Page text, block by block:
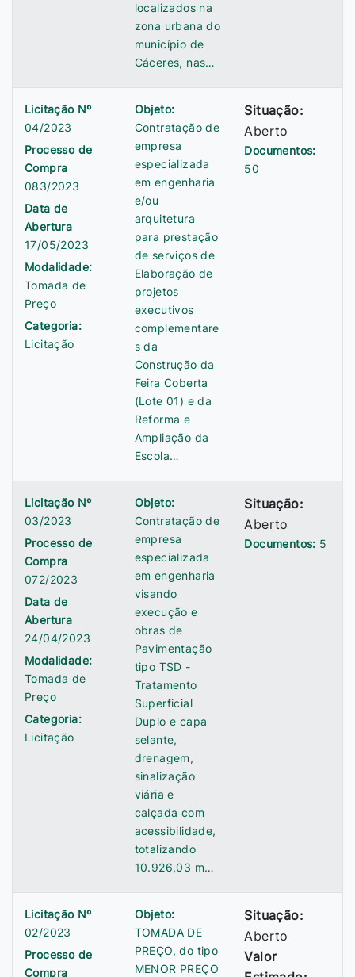
localizados na
zona urbana do
município de
Cáceres, nas…
Licitação Nº
04/2023
Processo de
Compra
083/2023
Data de
Abertura
17/05/2023
Modalidade:
Tomada de
Preço
Categoria:
Licitação
Objeto:
Contratação de
empresa
especializada
em engenharia
e/ou
arquitetura
para prestação
de serviços de
Elaboração de
projetos
executivos
complementare
s da
Construção da
Feira Coberta
(Lote 01) e da
Reforma e
Ampliação da
Escola…
Situação:
Aberto
Documentos:
50
Licitação Nº
03/2023
Processo de
Compra
072/2023
Data de
Abertura
24/04/2023
Modalidade:
Tomada de
Preço
Categoria:
Licitação
Objeto:
Contratação de
empresa
especializada
em engenharia
visando
execução e
obras de
Pavimentação
tipo TSD -
Tratamento
Superficial
Duplo e capa
selante,
drenagem,
sinalização
viária e
calçada com
acessibilidade,
totalizando
10.926,03 m…
Situação:
Aberto
Documentos: 5
Licitação Nº
02/2023
Processo de
Compra
Objeto:
TOMADA DE
PREÇO, do tipo
MENOR PREÇO
Situação:
Aberto
Valor